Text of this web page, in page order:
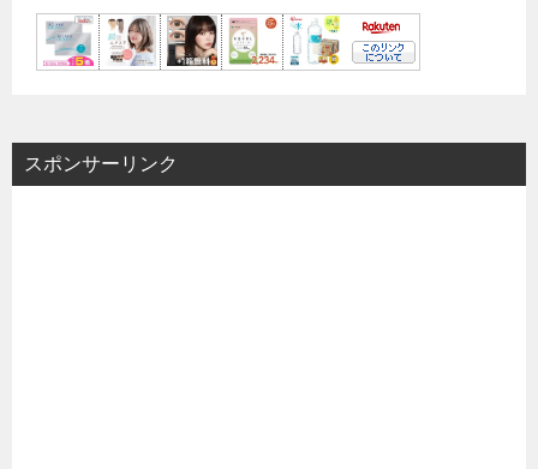
スポンサーリンク